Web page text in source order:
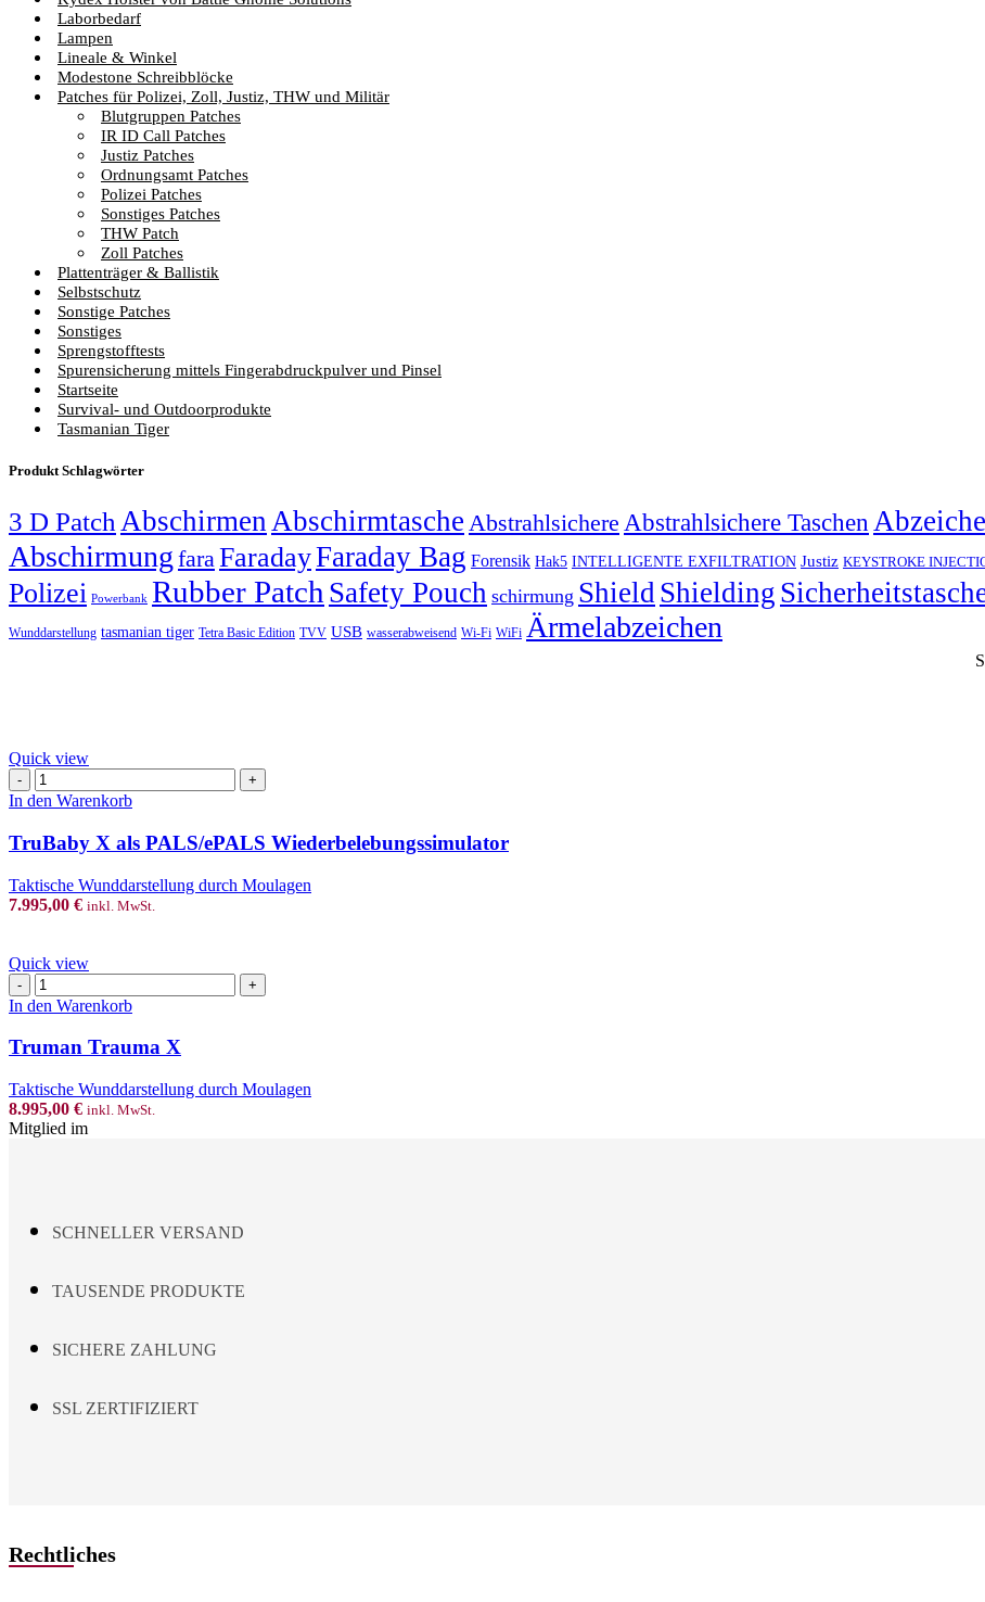
Laborbedarf
Lampen
Lineale & Winkel
Modestone Schreibblöcke
Patches für Polizei, Zoll, Justiz, THW und Militär
Blutgruppen Patches
IR ID Call Patches
Justiz Patches
Ordnungsamt Patches
Polizei Patches
Sonstiges Patches
THW Patch
Zoll Patches
Plattenträger & Ballistik
Selbstschutz
Sonstige Patches
Sonstiges
Sprengstofftests
Spurensicherung mittels Fingerabdruckpulver und Pinsel
Startseite
Survival- und Outdoorprodukte
Tasmanian Tiger
Produkt Schlagwörter
3 D Patch AbschirmenAbschirmtasche Abstrahlsichere Abstrahlsichere Taschen
Abschirmung faraFaradayFaraday Bag Forensik Hak5 INTELLIGENTE EXFILTRATION Justiz KEYSTROKE
Polizei Powerbank Rubber Patch Safety Pouch schirmung ShieldShielding
Wunddarstellung tasmanian tiger Tetra Basic Edition TVV USB wasserabweisend Wi-Fi WiFi Ärmelabzeichen
Quick view
TruBaby
X
PALS/ePALS
Wiederbelebungssimulator
In den Warenkorb
TruBaby X als PALS/ePALS Wiederbelebungssimulator
Taktische Wunddarstellung durch Moulagen
7.995,00 € inkl. MwSt.
Quick view
Truman
Trauma
Menge
In den Warenkorb
Truman Trauma X
Taktische Wunddarstellung durch Moulagen
8.995,00 € inkl. MwSt.
Mitglied im
SCHNELLER VERSAND
TAUSENDE PRODUKTE
SICHERE ZAHLUNG
SSL ZERTIFIZIERT
Rechtliches